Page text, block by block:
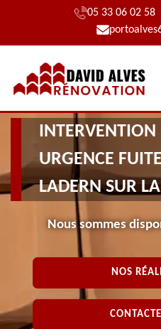
05 33 06 02 58
URGENCE
LADERN SUR
Nous sommes
NOS